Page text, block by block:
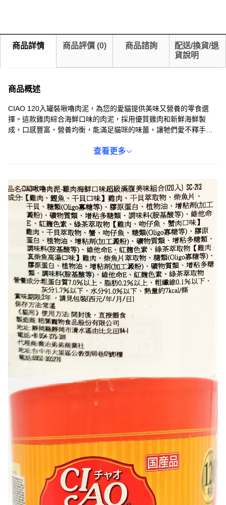
商品詳情 商品評價 (0) 商品諮詢
配送/換貨/退
貨說明
商品概述
CIAO 120入罐裝啾嚕肉泥，為您的愛貓提供美味又營養的零食選
擇。這款雞肉綜合海鮮口味的肉泥，採用優質雞肉和新鮮海鮮製
成，口感豐富，營養均衡，能滿足貓咪的味蕾，讓牠們愛不釋手。
於保存。CIAO啾嚕肉泥不僅美味，還添加了綠茶消臭成分，有助於
查看更多